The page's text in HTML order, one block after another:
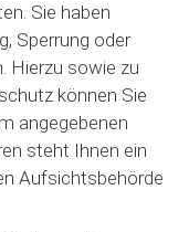
Sie haben
Sperrung oder
Hierzu sowie zu
können Sie
angegebenen
steht Ihnen ein
Aufsichtsbehörde